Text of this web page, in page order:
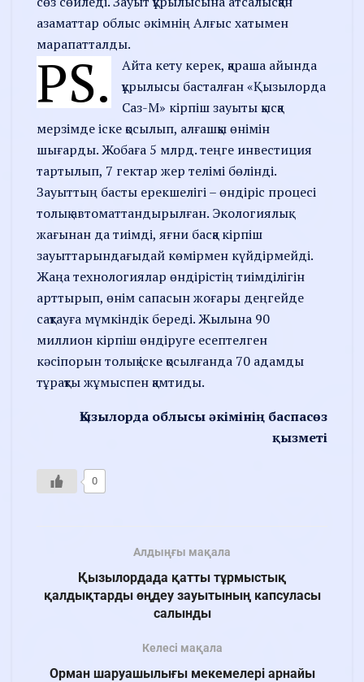
азаматтар облыс әкімнің Алғыс хатымен
марапатталды.
PS.
Айта кету керек, қараша айында
құрылысы басталған «Қызылорда
Саз-М» кірпіш зауыты қысқа
мерзімде іске қосылып, алғашқы өнімін
шығарды. Жобаға 5 млрд. теңге инвестиция
тартылып, 7 гектар жер телімі бөлінді.
Зауыттың басты ерекшелігі – өндіріс процесі
толық автоматтандырылған. Экологиялық
жағынан да тиімді, яғни басқа кірпіш
зауыттарындағыдай көмірмен күйдірмейді.
Жаңа технологиялар өндірістің тиімділігін
арттырып, өнім сапасын жоғары деңгейде
сақтауға мүмкіндік береді. Жылына 90
миллион кірпіш өндіруге есептелген
кәсіпорын толық іске қосылғанда 70 адамды
тұрақты жұмыспен қамтиды.
Қызылорда облысы әкімінің баспасөз
қызметі
0
Алдыңғы мақала
Қызылордада қатты тұрмыстық
қалдықтарды өңдеу зауытының капсуласы
салынды
Келесі мақала
Орман шаруашылығы мекемелері арнайы